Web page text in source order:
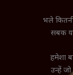
भले
सबक
हमेशा
उन्हें